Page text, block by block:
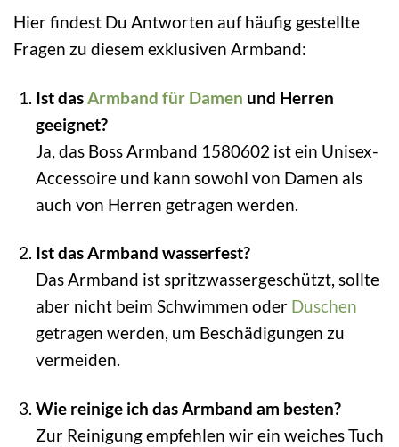
Hier findest Du Antworten auf häufig gestellte
Fragen zu diesem exklusiven Armband:
Ist das Armband für Damen und Herren
geeignet?
Ja, das Boss Armband 1580602 ist ein Unisex-
Accessoire und kann sowohl von Damen als
auch von Herren getragen werden.
Ist das Armband wasserfest?
Das Armband ist spritzwassergeschützt, sollte
aber nicht beim Schwimmen oder Duschen
getragen werden, um Beschädigungen zu
vermeiden.
Wie reinige ich das Armband am besten?
Zur Reinigung empfehlen wir ein weiches Tuch